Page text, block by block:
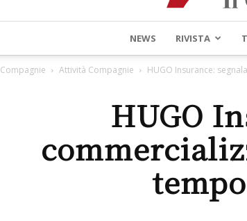
NEWS RIVISTA
Compagnie Attività Compagnie HUGO Insurance:
HUGO